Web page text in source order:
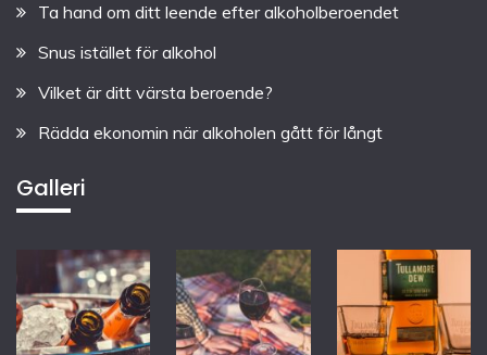
Ta hand om ditt leende efter alkoholberoendet
Snus istället för alkohol
Vilket är ditt värsta beroende?
Rädda ekonomin när alkoholen gått för långt
Galleri